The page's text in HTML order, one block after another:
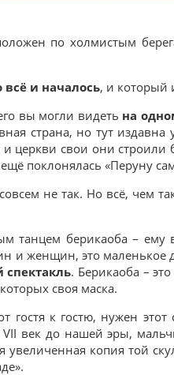
по холмистым
всё и началось, и который
вы могли видеть на
страна, но тут
церкви свои они строили
поклонялась «Перуну
не так. Но всё, чем
танцем берикаоба –
и женщин, это маленькое
спектакль. Берикаоба –
своя маска.
гостя к гостю, нужен
век до нашей эры,
копия той